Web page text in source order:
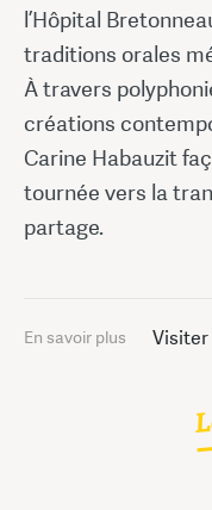
l’Hôpital
traditions orales
À travers
créations
Carine Habauzit
tournée vers la
partage.
En savoir plus